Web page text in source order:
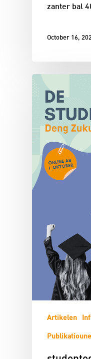
zanter bal
October 16,
Artikelen